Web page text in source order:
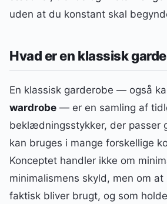
uden at du konstant skal
Hvad er en klassisk
En klassisk garderobe — også
wardrobe — er en samling af
beklædningsstykker, der passer
kan bruges i mange forskellige
Konceptet handler ikke om
minimalismens skyld, men om
faktisk bliver brugt, og som